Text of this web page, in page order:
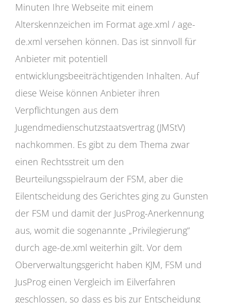
Minuten Ihre Webseite mit einem
Alterskennzeichen im Format age.xml / age-
de.xml versehen können. Das ist sinnvoll für
Anbieter mit potentiell
entwicklungsbeeiträchtigenden Inhalten. Auf
diese Weise können Anbieter ihren
Verpflichtungen aus dem
Jugendmedienschutzstaatsvertrag (JMStV)
nachkommen. Es gibt zu dem Thema zwar
einen Rechtsstreit um den
Beurteilungsspielraum der FSM, aber die
Eilentscheidung des Gerichtes ging zu Gunsten
der FSM und damit der JusProg-Anerkennung
aus, womit die sogenannte „Privilegierung“
durch age-de.xml weiterhin gilt. Vor dem
Oberverwaltungsgericht haben KJM, FSM und
JusProg einen Vergleich im Eilverfahren
geschlossen, so dass es bis zur Entscheidung